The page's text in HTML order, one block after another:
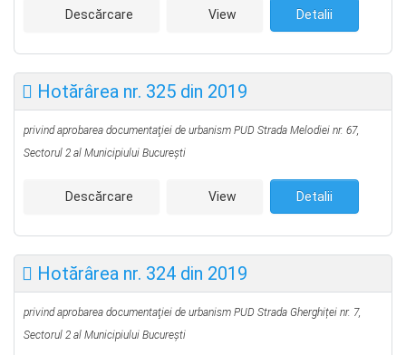
Descărcare View Detalii
Hotărârea nr. 325 din 2019
privind aprobarea documentaţiei de urbanism PUD Strada Melodiei nr. 67,
Sectorul 2 al Municipiului Bucureşti
Descărcare View Detalii
Hotărârea nr. 324 din 2019
privind aprobarea documentaţiei de urbanism PUD Strada Gherghiței nr. 7,
Sectorul 2 al Municipiului Bucureşti